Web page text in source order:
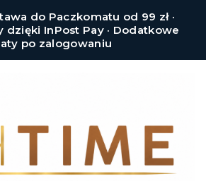
do Paczkomatu od 99 zł ·
dzięki InPost Pay · Dodatkowe
po zalogowaniu